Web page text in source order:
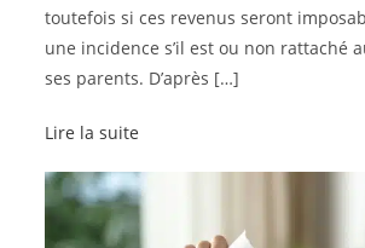
toutefois si ces revenus seront
une incidence s’il est ou non rattaché
ses parents. D’après […]
Lire la suite